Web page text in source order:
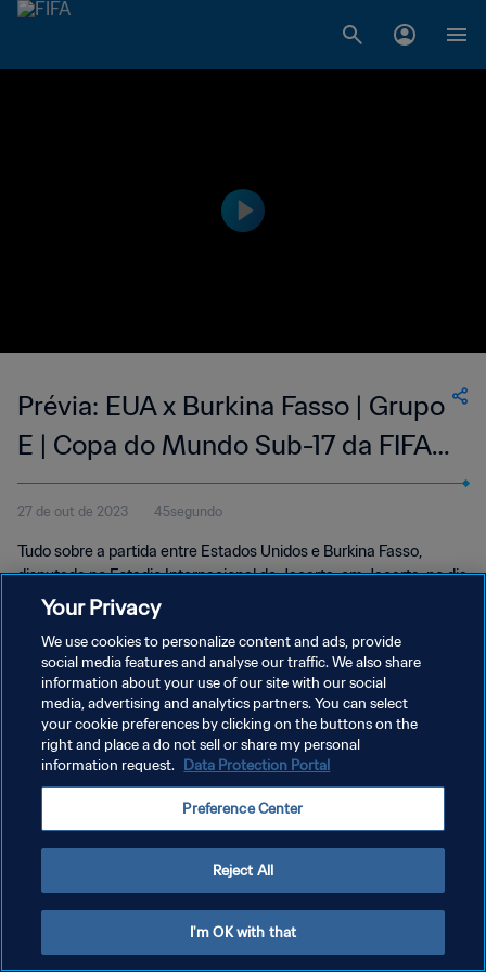
Prévia: EUA x Burkina Fasso | Grupo
E | Copa do Mundo Sub-17 da FIFA
Indonésia 2023™
27 de out de 2023 45segundo
Tudo sobre a partida entre Estados Unidos e Burkina Fasso,
disputada no Estadio Internacional de Jacarta, em Jacarta, no dia
15 de novembro, às 16h (horario local).
POLÍTICA DE PRIVACIDADE
TERMOS DE SERVIÇO
ADMINISTRAR AS PREFERÊNCIAS DE COOKIES
Your Privacy
We use cookies to personalize content and ads, provide
social media features and analyse our traffic. We also share
information about your use of our site with our social
media, advertising and analytics partners. You can select
your cookie preferences by clicking on the buttons on the
right and place a do not sell or share my personal
information request. Data Protection Portal
Preference Center
Reject All
I'm OK with that